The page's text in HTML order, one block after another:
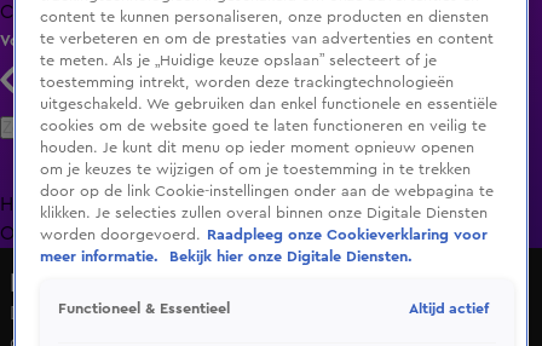
ClipsFilmsRadioSmart TV inlogShop
Volg KIJK
Zoeken
HomeUitzending Gemist Programma's De Bondgenoten
OranjezomerLivestreamsShop
De vrouwen in de loods schrokken van Alexander door
content te kunnen personaliseren, onze producten en diensten
te verbeteren en om de prestaties van advertenties en content
te meten. Als je „Huidige keuze opslaan” selecteert of je
toestemming intrekt, worden deze trackingtechnologieën
uitgeschakeld. We gebruiken dan enkel functionele en essentiële
cookies om de website goed te laten functioneren en veilig te
houden. Je kunt dit menu op ieder moment opnieuw openen
om je keuzes te wijzigen of om je toestemming in te trekken
door op de link Cookie-instellingen onder aan de webpagina te
klikken. Je selecties zullen overal binnen onze Digitale Diensten
worden doorgevoerd.
Raadpleeg onze Cookieverklaring voor
meer informatie.
Bekijk hier onze Digitale Diensten.
Functioneel & Essentieel Altijd actief